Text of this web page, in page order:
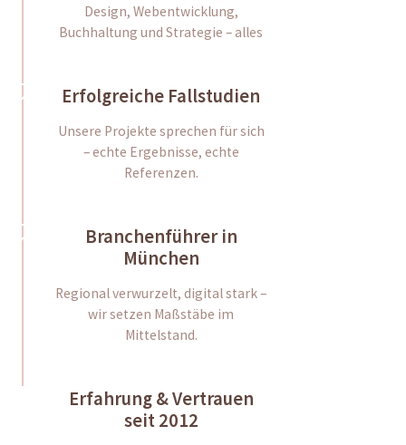
Design, Webentwicklung,
Buchhaltung und Strategie – alles
Erfolgreiche Fallstudien
Unsere Projekte sprechen für sich
– echte Ergebnisse, echte
Referenzen.
Branchenführer in
München
Regional verwurzelt, digital stark –
wir setzen Maßstäbe im
Mittelstand.
Erfahrung & Vertrauen
seit 2012